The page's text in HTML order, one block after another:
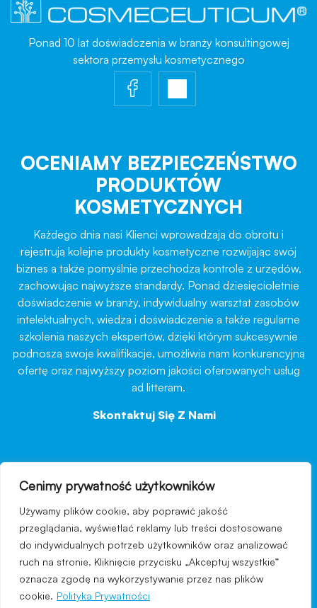
Cenimy prywatność użytkowników
Używamy plików cookie, aby poprawić jakość
przeglądania, wyświetlać reklamy lub treści dostosowane
do indywidualnych potrzeb użytkowników oraz analizować
ruch na stronie. Kliknięcie przycisku „Akceptuj wszystkie”
oznacza zgodę na wykorzystywanie przez nas plików
cookie. Polityka Prywatności
Ponad 10 lat doświadczenia w branży konsultingowej
sektora przemysłu kosmetycznego
OCENIAMY BEZPIECZEŃSTWO
PRODUKTÓW
KOSMETYCZNYCH
Każdego dnia nasi Klienci wprowadzają do obrotu i
rejestrują kolejne produkty kosmetyczne rozwijając swój
biznes a także pomyślnie przechodzą kontrole z urzędów,
zachowując najwyższe standardy. Ponad dziesięcioletnie
doświadczenie w branży, indywidualny warsztat zasobów
intelektualnych, wiedza i doświadczenie a także regularne
szkolenia naszych ekspertów, dzięki którym sukcesywnie
podnoszą swoje kwalifikacje, umożliwia nam konkurencyjną
ofertę oraz najwyższy poziom jakości oferowanych usług
ad litteram.
Skontaktuj Się Z Nami
nawigacja
Regulamin strony
Polityka prywatności
Kontakt